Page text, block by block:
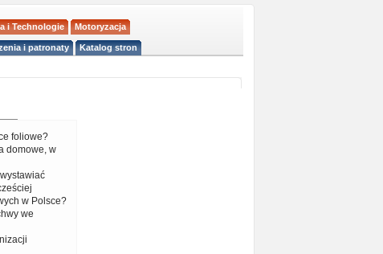
i Technologie Motoryzacja
i patronaty Katalog stron
foliowe?
domowe, w
w Polsce?
we